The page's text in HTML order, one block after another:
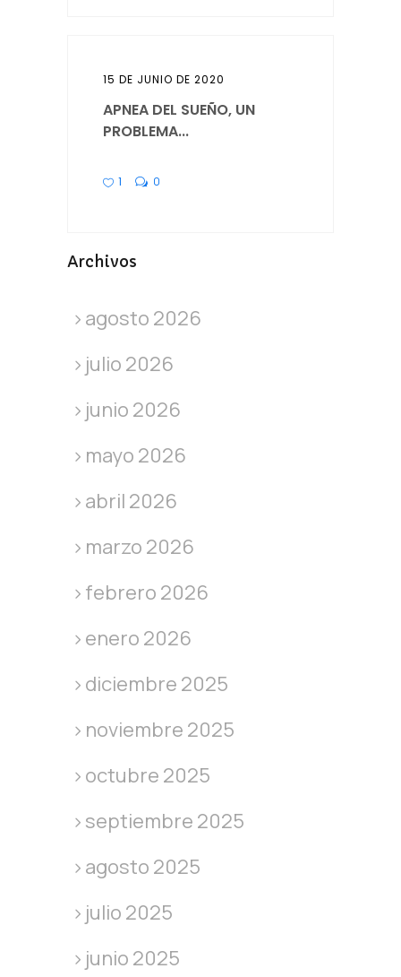
15 DE JUNIO DE 2020
APNEA DEL SUEÑO, UN
PROBLEMA...
1 0
Archivos
agosto 2026
julio 2026
junio 2026
mayo 2026
abril 2026
marzo 2026
febrero 2026
enero 2026
diciembre 2025
noviembre 2025
octubre 2025
septiembre 2025
agosto 2025
julio 2025
junio 2025